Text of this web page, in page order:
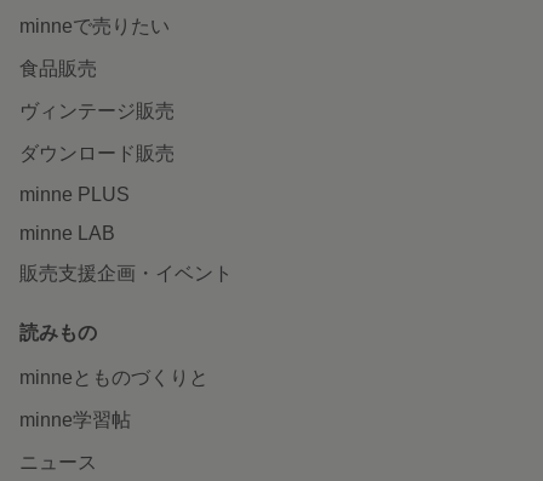
minneで売りたい
食品販売
ヴィンテージ販売
ダウンロード販売
minne PLUS
minne LAB
販売支援企画・イベント
読みもの
minneとものづくりと
minne学習帖
ニュース